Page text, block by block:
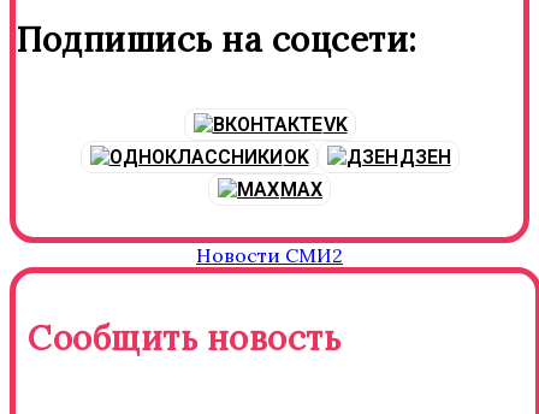
Подпишись на соцсети:
VK
OK
ДЗЕН
MAX
Новости СМИ2
Сообщить новость